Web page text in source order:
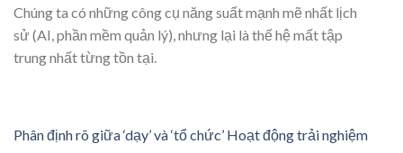
Chúng ta có những công cụ năng suất mạnh mẽ nhất lịch
sử (AI, phần mềm quản lý), nhưng lại là thế hệ mất tập
trung nhất từng tồn tại.
Phân định rõ giữa ‘dạy’ và ‘tổ chức’ Hoạt động trải nghiệm